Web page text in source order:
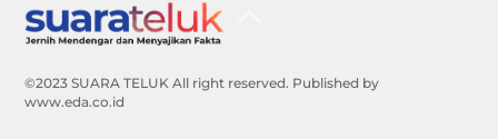
©2023 SUARA TELUK All right reserved. Published by
www.eda.co.id